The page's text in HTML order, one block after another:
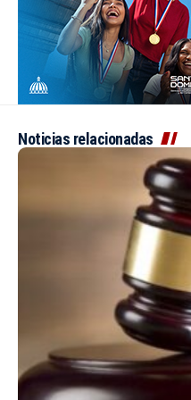
Noticias relacionadas